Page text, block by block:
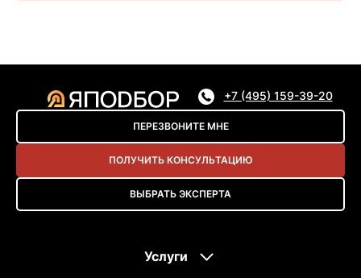
+7 (495) 159-39-20
ПЕРЕЗВОНИТЕ МНЕ
ПОЛУЧИТЬ КОНСУЛЬТАЦИЮ
ВЫБРАТЬ ЭКСПЕРТА
Услуги